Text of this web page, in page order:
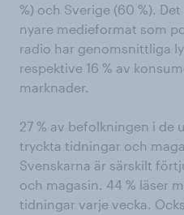
%) och Sverige (60 %).
nyare medieformat som
radio har genomsnittliga
respektive 16 % av
marknader.
27 % av befolkningen i de
tryckta tidningar och
Svenskarna är särskilt
och magasin. 44 % läser
tidningar varje vecka.